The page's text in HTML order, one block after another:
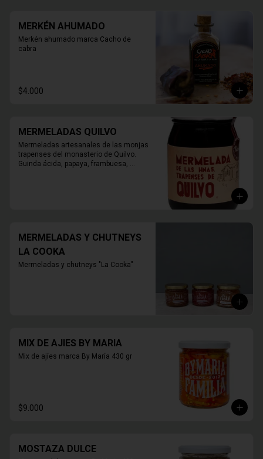
MERKÉN AHUMADO
Merkén ahumado marca Cacho de
cabra
$4.000
MERMELADAS QUILVO
Mermeladas artesanales de las monjas
trapenses del monasterio de Quilvo.
Guinda ácida, papaya, frambuesa,
MERMELADAS Y CHUTNEYS
LA COOKA
Mermeladas y chutneys "La Cooka"
MIX DE AJIES BY MARIA
Mix de ajíes marca By María 430 gr
$9.000
MOSTAZA DULCE